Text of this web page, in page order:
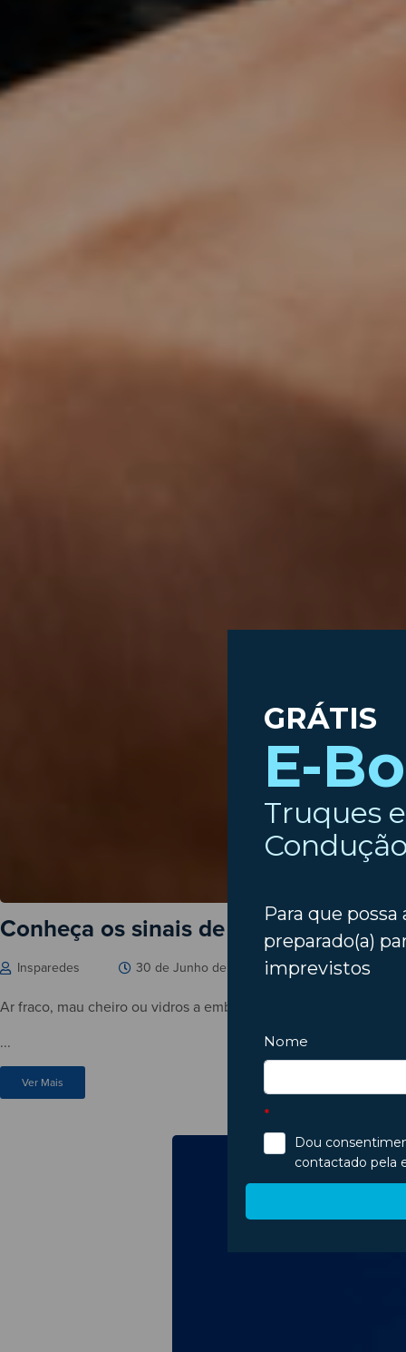
Conheça os sinais de que o ar
Insparedes 30 de Junho de 2026 Carros,
Ar fraco, mau cheiro ou vidros a embaciar? Saiba identificar
...
Ver Mais